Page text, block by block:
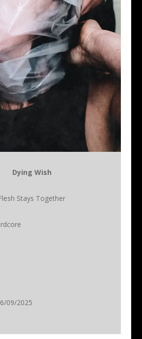
Dying Wish
Stays Together
09/2025